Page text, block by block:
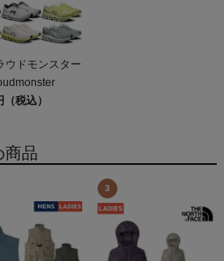
ウドモンスター
税込）
商品